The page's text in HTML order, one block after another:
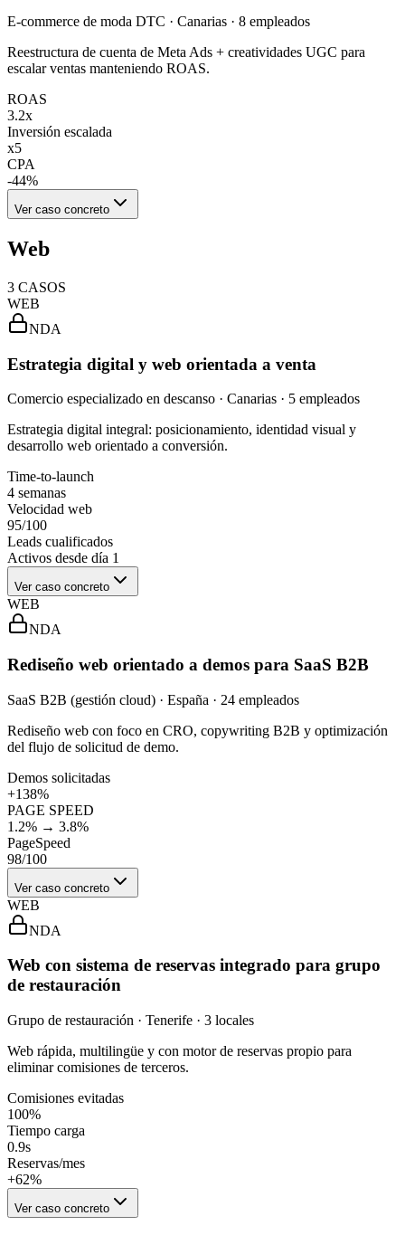
E-commerce de moda DTC · Canarias · 8 empleados
Reestructura de cuenta de Meta Ads + creatividades UGC para
escalar ventas manteniendo ROAS.
ROAS
3.2x
Inversión escalada
x5
CPA
-44%
Ver caso concreto
Web
3 CASOS
WEB
NDA
Estrategia digital y web orientada a venta
Comercio especializado en descanso · Canarias · 5 empleados
Estrategia digital integral: posicionamiento, identidad visual y
desarrollo web orientado a conversión.
Time-to-launch
4 semanas
Velocidad web
95/100
Leads cualificados
Activos desde día 1
Ver caso concreto
WEB
NDA
Rediseño web orientado a demos para SaaS B2B
SaaS B2B (gestión cloud) · España · 24 empleados
Rediseño web con foco en CRO, copywriting B2B y optimización
del flujo de solicitud de demo.
Demos solicitadas
+138%
PAGE SPEED
1.2% → 3.8%
PageSpeed
98/100
Ver caso concreto
WEB
NDA
Web con sistema de reservas integrado para grupo
de restauración
Grupo de restauración · Tenerife · 3 locales
Web rápida, multilingüe y con motor de reservas propio para
eliminar comisiones de terceros.
Comisiones evitadas
100%
Tiempo carga
0.9s
Reservas/mes
+62%
Ver caso concreto